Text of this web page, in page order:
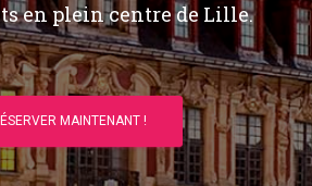
en plein centre de Lille.
MAINTENANT !